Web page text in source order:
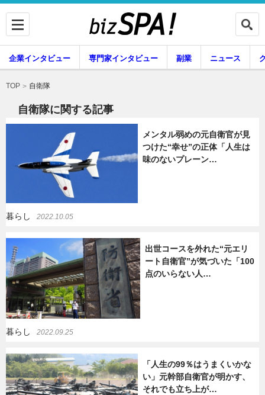
企業インタビュー 専門家インタビュー
副業
グルメ
暮らし
企業インタビュー 専門家インタビュー 副業 ニュース
暮らし
TOP 自衛隊
自衛隊に関する記事
メンタル弱めの元自衛官が見
つけた“幸せ”の正体「人生は
味のないプレーン…
暮らし 2022.10.05
出世コースを外れた“元エリ
ート自衛官”が気づいた「100
点のいらない人…
暮らし 2022.09.25
「人生の99％はうまくいかな
い」元幹部自衛官が明かす、
それでも立ち上が…